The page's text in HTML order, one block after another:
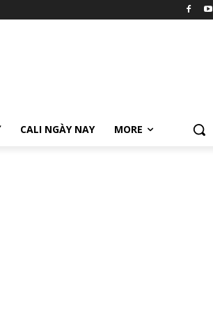
CALI NGÀY NAY MORE